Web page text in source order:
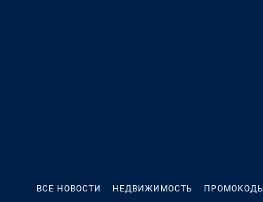
ВСЕ НОВОСТИ НЕДВИЖИМОСТЬ ПРОМОКОДЫ